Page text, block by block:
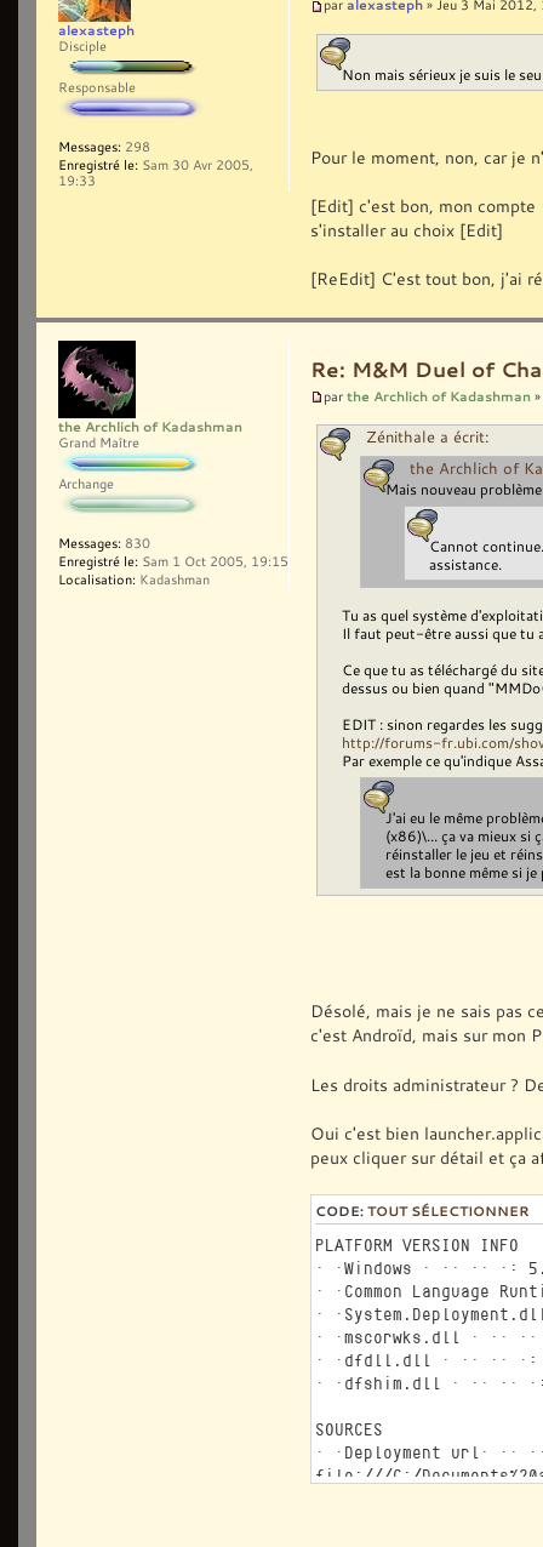
par alexasteph » Jeu 3 Mai 2012,
Non mais sérieux je suis le
Pour le moment, non, car je
[Edit] c'est bon, mon
s'installer au choix [Edit]
[ReEdit] C'est tout bon, j'ai
alexasteph
Disciple
Responsable
Messages: 298
Enregistré le: Sam 30 Avr 2005,
19:33
Re: M&M Duel of
par the Archlich of Kadashman
Zénithale a écrit:
the Archlich of
Mais nouveau
Cannot
assistance.
Tu as quel système
Il faut peut-être aussi que tu
Ce que tu as téléchargé du
dessus ou bien quand
EDIT : sinon regardes les
http://forums-fr.ubi.com/
Par exemple ce qu'indique
J'ai eu le même
(x86)\... ça va mieux si
réinstaller le jeu et
est la bonne même si
Désolé, mais je ne sais pas
c'est Androïd, mais sur mon
Les droits administrateur ?
Oui c'est bien
peux cliquer sur détail et ça
CODE: TOUT SÉLECTIONNER
PLATFORM VERSION INFO
Windows :
Common Language
mscorwks.dll :
dfdll.dll :
dfshim.dll :
SOURCES
Deployment
file:///C:/
the Archlich of Kadashman
Grand Maître
Archange
Messages: 830
Enregistré le: Sam 1 Oct 2005, 19:15
Localisation: Kadashman